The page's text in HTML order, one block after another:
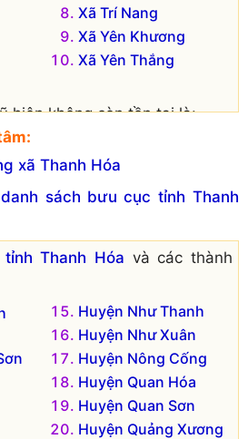
Xã Trí Nang
Xã Yên Khương
Xã Yên Thắng
hiện không còn tồn tại là:
xã Thanh Hóa
sách bưu cục tỉnh Thanh
tỉnh Thanh Hóa và các thành
Huyện Như Thanh
Huyện Như Xuân
Huyện Nông Cống
Huyện Quan Hóa
Huyện Quan Sơn
Huyện Quảng Xương